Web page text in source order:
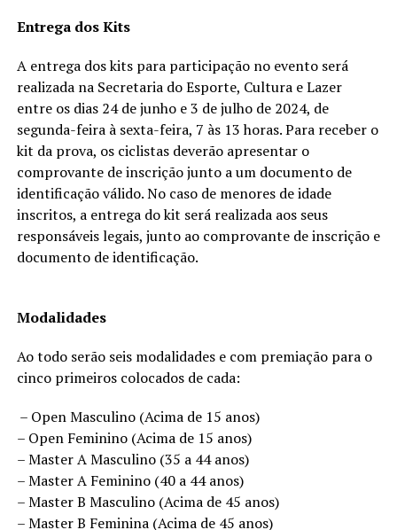
Entrega dos Kits
A entrega dos kits para participação no evento será
realizada na Secretaria do Esporte, Cultura e Lazer
entre os dias 24 de junho e 3 de julho de 2024, de
segunda-feira à sexta-feira, 7 às 13 horas. Para receber o
kit da prova, os ciclistas deverão apresentar o
comprovante de inscrição junto a um documento de
identificação válido. No caso de menores de idade
inscritos, a entrega do kit será realizada aos seus
responsáveis legais, junto ao comprovante de inscrição e
documento de identificação.
Modalidades
Ao todo serão seis modalidades e com premiação para o
cinco primeiros colocados de cada:
– Open Masculino (Acima de 15 anos)
– Open Feminino (Acima de 15 anos)
– Master A Masculino (35 a 44 anos)
– Master A Feminino (40 a 44 anos)
– Master B Masculino (Acima de 45 anos)
– Master B Feminina (Acima de 45 anos)